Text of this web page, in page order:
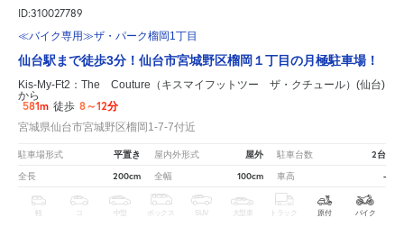
ID:310027789
≪バイク専用≫ザ・パーク榴岡1丁目
仙台駅まで徒歩3分！仙台市宮城野区榴岡１丁目の月極駐車場！
Kis-My-Ft2：The Couture（キスマイフットツー ザ・クチュール）(仙台)
から
581m 徒歩 8～12分
宮城県仙台市宮城野区榴岡1-7-7付近
駐車場形式 平置き 屋内外形式 屋外 駐車台数 2台
全長 200cm 全幅 100cm 車高 -
軽 中型 ボックス SUV 大型車 トラック 原付 バイク